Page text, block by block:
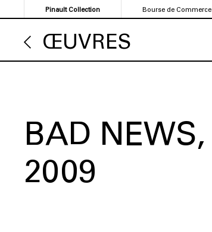
au
contenu
principal
Pinault Collection Bourse de Commerce
ŒUVRES
BAD NEWS
2009